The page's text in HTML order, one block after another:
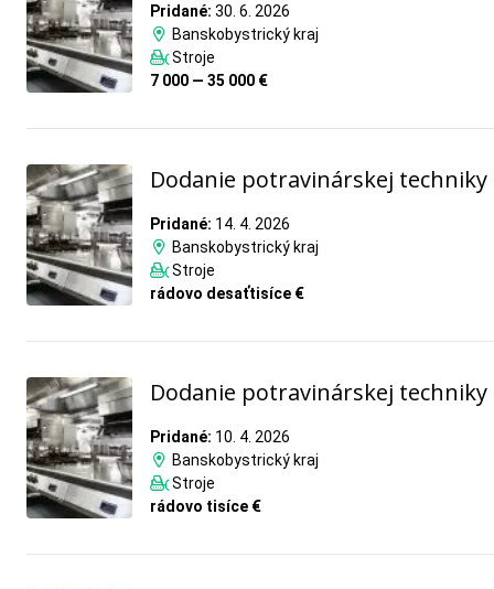
Pridané: 30. 6. 2026
Banskobystrický kraj
Stroje
7 000 — 35 000 €
Dodanie potravinárskej techniky
Pridané: 14. 4. 2026
Banskobystrický kraj
Stroje
rádovo desaťtisíce €
Dodanie potravinárskej techniky
Pridané: 10. 4. 2026
Banskobystrický kraj
Stroje
rádovo tisíce €